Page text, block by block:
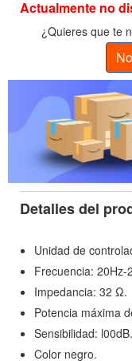
Actualmente no
¿Quieres que te
Detalles del
Unidad de
Frecuencia: 20Hz-
Impedancia: 32 Ω.
Potencia máxima
Sensibilidad: l00dB.
Color negro.